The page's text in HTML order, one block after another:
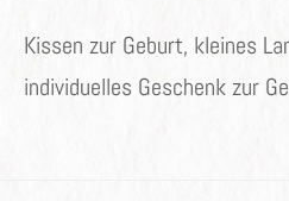
Kissen zur Geburt, kleines
individuelles Geschenk zur